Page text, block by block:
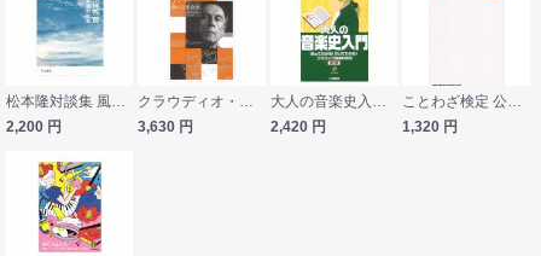
松本隆対談集 風待茶房 2005-2015 リットーミュージック
2,200 円
クラウディオ・アバド 静かな革命家 春秋社
3,630 円
大人の音楽史入門 読んでわかる！きいてわかる！クラシック音楽の歴史 改訂版 CD付 ヤマハミュージックメディア
2,420 円
ことわざ検定 公式ガイド&ドリル 9級 シンコーミュージック
1,320 円